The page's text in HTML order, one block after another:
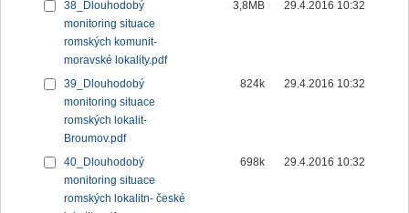
38_Dlouhodobý
monitoring situace
romských komunit-
moravské lokality.pdf
3,8MB 29.4.2016 10:32
39_Dlouhodobý
monitoring situace
romských lokalit-
Broumov.pdf
824k 29.4.2016 10:32
40_Dlouhodobý
monitoring situace
romských lokalitn- české
698k 29.4.2016 10:32